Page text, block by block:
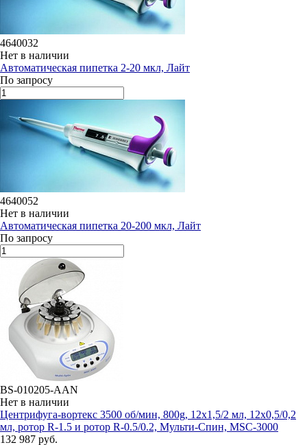
4640032
Нет в наличии
Автоматическая пипетка 2-20 мкл, Лайт
По запросу
4640052
Нет в наличии
Автоматическая пипетка 20-200 мкл, Лайт
По запросу
BS-010205-AAN
Нет в наличии
Центрифуга-вортекс 3500 об/мин, 800g, 12х1,5/2 мл, 12х0,5/0,2
мл, ротор R-1.5 и ротор R-0.5/0.2, Мульти-Cпин, MSC-3000
132 987 руб.